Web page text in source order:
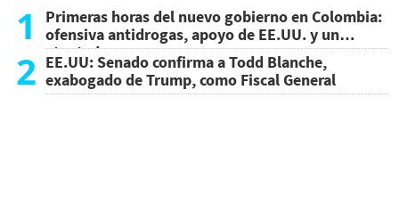
1
Primeras horas del nuevo gobierno en Colombia:
ofensiva antidrogas, apoyo de EE.UU. y un
atentado
2 EE.UU: Senado confirma a Todd Blanche,
exabogado de Trump, como Fiscal General